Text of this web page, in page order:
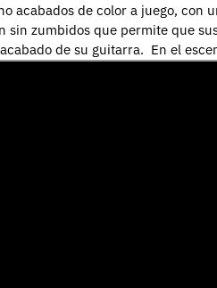
acabados de color a juego, con
sin zumbidos que permite que
de su guitarra. En el